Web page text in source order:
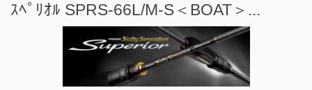
ｽﾍﾟﾘｵﾙ SPRS-66L/M-S＜BOAT＞...